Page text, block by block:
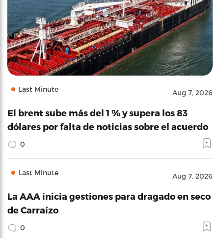
Last Minute Aug 7, 2026
El brent sube más del 1 % y supera los 83
dólares por falta de noticias sobre el acuerdo
0
Last Minute Aug 7, 2026
La AAA inicia gestiones para dragado en seco
de Carraízo
0